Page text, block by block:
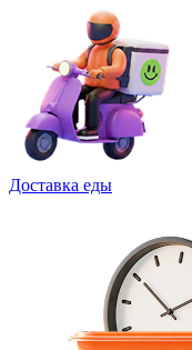
Доставка еды